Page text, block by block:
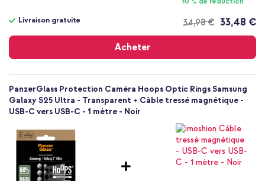
34,98 €
Livraison gratuite 33,48 €
Acheter
gratuite
PanzerGlass Protection Caméra Hoops Optic Rings Samsung
Galaxy S25 Ultra - Transparent + Câble tressé magnétique -
USB-C vers USB-C - 1 mètre - Noir